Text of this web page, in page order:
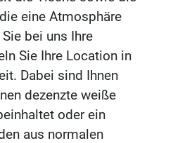
eine Atmosphäre
bei uns Ihre
Sie Ihre Location in
Dabei sind Ihnen
dezenzte weiße
oder ein
aus normalen